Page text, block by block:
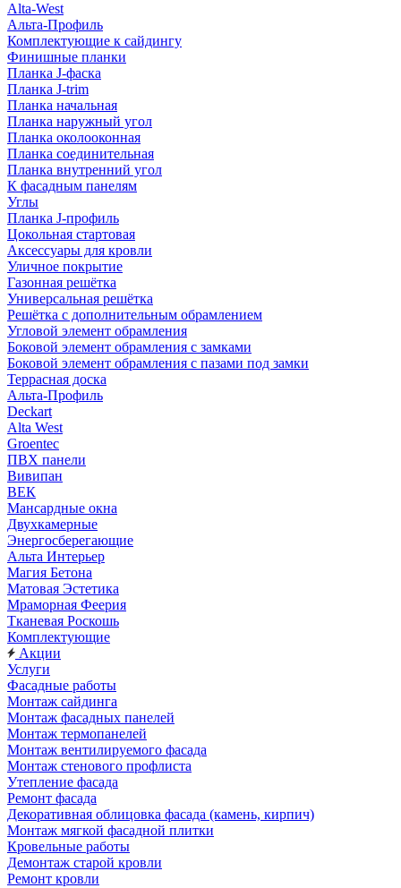
Alta-West
Альта-Профиль
Комплектующие к сайдингу
Финишные планки
Планка J-фаска
Планка J-trim
Планка начальная
Планка наружный угол
Планка околооконная
Планка соединительная
Планка внутренний угол
К фасадным панелям
Углы
Планка J-профиль
Цокольная стартовая
Аксессуары для кровли
Уличное покрытие
Газонная решётка
Универсальная решётка
Решётка с дополнительным обрамлением
Угловой элемент обрамления
Боковой элемент обрамления с замками
Боковой элемент обрамления с пазами под замки
Террасная доска
Альта-Профиль
Deckart
Alta West
Groentec
ПВХ панели
Вивипан
ВЕК
Мансардные окна
Двухкамерные
Энергосберегающие
Альта Интерьер
Магия Бетона
Матовая Эстетика
Мраморная Феерия
Тканевая Роскошь
Комплектующие
Акции
Услуги
Фасадные работы
Монтаж сайдинга
Монтаж фасадных панелей
Монтаж термопанелей
Монтаж вентилируемого фасада
Монтаж стенового профлиста
Утепление фасада
Ремонт фасада
Декоративная облицовка фасада (камень, кирпич)
Монтаж мягкой фасадной плитки
Кровельные работы
Демонтаж старой кровли
Ремонт кровли